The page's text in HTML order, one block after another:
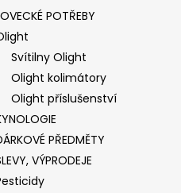
POTŘEBY
Svítilny Olight
Olight kolimátory
Olight příslušenství
PŘEDMĚTY
VÝPRODEJE